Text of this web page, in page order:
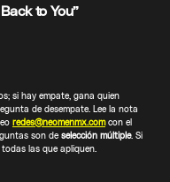
to You”
si hay empate, gana quien
de desempate. Lee la nota
redes@neomenmx.comcon el
son de selección múltiple. Si
las que apliquen.